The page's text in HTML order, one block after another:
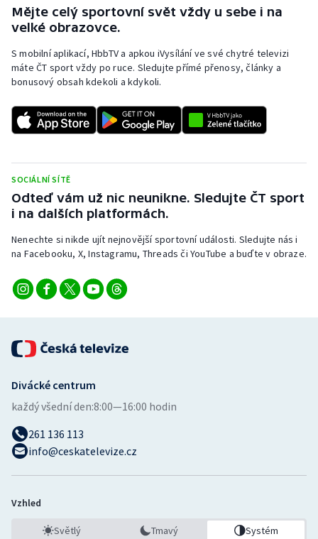
Vodní slalom
Volejbal
Ostatní
Mějte celý sportovní svět vždy u sebe i na
velké obrazovce.
S mobilní aplikací, HbbTV a apkou iVysílání ve své chytré televizi
máte ČT sport vždy po ruce. Sledujte přímé přenosy, články a
bonusový obsah kdekoli a kdykoli.
SOCIÁLNÍ SÍTĚ
Odteď vám už nic neunikne. Sledujte ČT sport
i na dalších platformách.
Nenechte si nikde ujít nejnovější sportovní události. Sledujte nás i
na Facebooku, X, Instagramu, Threads či YouTube a buďte v obraze.
Divácké centrum
každý všední den:8:00—16:00 hodin
261 136 113
info@ceskatelevize.cz
Vzhled
Světlý Tmavý Systém